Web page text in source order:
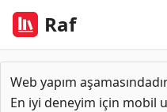
Raf
Web yapım
En iyi deneyim için mobil